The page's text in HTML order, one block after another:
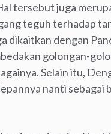
tersebut juga
teguh terhadap
dikaitkan dengan
golongan-
Selain itu,
nanti